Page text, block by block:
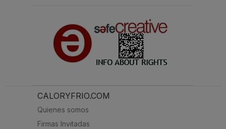
CALORYFRIO.COM
Quienes somos
Firmas Invitadas